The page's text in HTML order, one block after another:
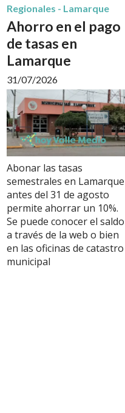
Ahorro en el pago
de tasas en
Lamarque
Regionales - Lamarque
31/07/2026
Abonar las tasas
semestrales en Lamarque
antes del 31 de agosto
permite ahorrar un 10%.
Se puede conocer el saldo
a través de la web o bien
en las oficinas de catastro
municipal